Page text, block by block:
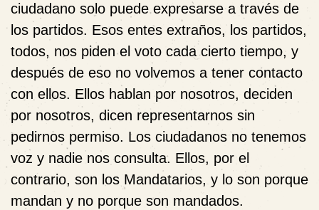
ciudadano solo puede expresarse a través de
los partidos. Esos entes extraños, los partidos,
todos, nos piden el voto cada cierto tiempo, y
después de eso no volvemos a tener contacto
con ellos. Ellos hablan por nosotros, deciden
por nosotros, dicen representarnos sin
pedirnos permiso. Los ciudadanos no tenemos
voz y nadie nos consulta. Ellos, por el
contrario, son los Mandatarios, y lo son porque
mandan y no porque son mandados.